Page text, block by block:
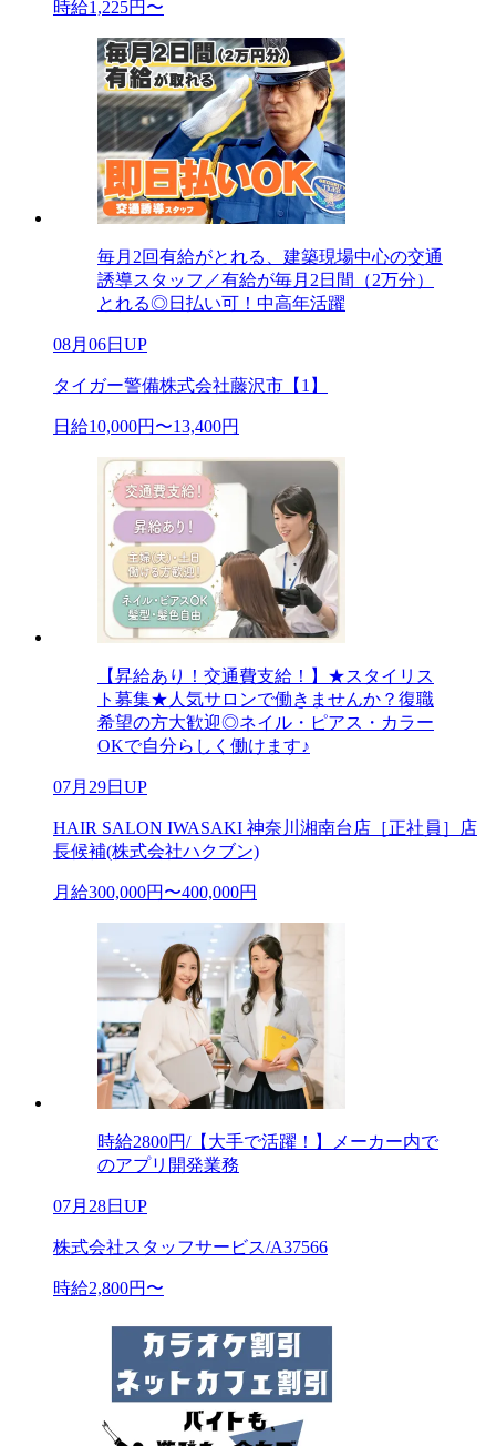
時給1,225円〜
毎月2回有給がとれる、建築現場中心の交通
誘導スタッフ／有給が毎月2日間（2万分）
とれる◎日払い可！中高年活躍
08月06日UP
タイガー警備株式会社藤沢市【1】
日給10,000円〜13,400円
【昇給あり！交通費支給！】★スタイリス
ト募集★人気サロンで働きませんか？復職
希望の方大歓迎◎ネイル・ピアス・カラー
OKで自分らしく働けます♪
07月29日UP
HAIR SALON IWASAKI 神奈川湘南台店［正社員］店
長候補(株式会社ハクブン)
月給300,000円〜400,000円
時給2800円/【大手で活躍！】メーカー内で
のアプリ開発業務
07月28日UP
株式会社スタッフサービス/A37566
時給2,800円〜